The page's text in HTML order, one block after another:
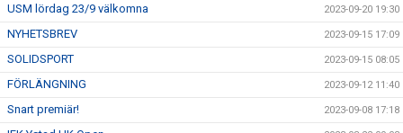
USM lördag 23/9 välkomna 2023-09-20 19:30
NYHETSBREV 2023-09-15 17:09
SOLIDSPORT 2023-09-15 08:05
FÖRLÄNGNING 2023-09-12 11:40
Snart premiär! 2023-09-08 17:18